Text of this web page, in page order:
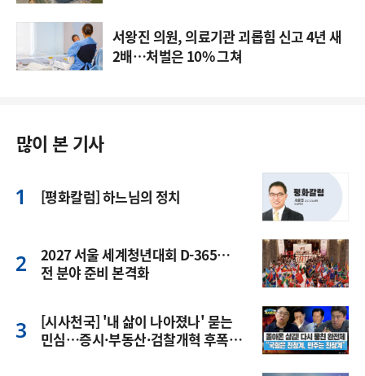
서왕진 의원, 의료기관 괴롭힘 신고 4년 새
2배…처벌은 10% 그쳐
많이 본 기사
[평화칼럼] 하느님의 정치
2027 서울 세계청년대회 D-365…
전 분야 준비 본격화
[시사천국] '내 삶이 나아졌나' 묻는
민심…증시·부동산·검찰개혁 후폭